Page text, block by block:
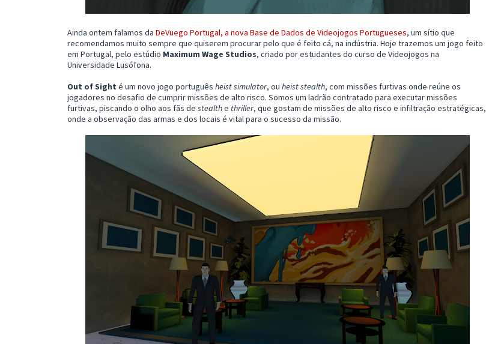
Ainda ontem falamos da DeVuego Portugal, a nova Base de Dados de Videojogos Portugueses, um sítio que
recomendamos muito sempre que quiserem procurar pelo que é feito cá, na indústria. Hoje trazemos um jogo feito
em Portugal, pelo estúdio Maximum Wage Studios, criado por estudantes do curso de Videojogos na
Universidade Lusófona.
Out of Sight é um novo jogo português heist simulator, ou heist stealth, com missões furtivas onde reúne os
jogadores no desafio de cumprir missões de alto risco. Somos um ladrão contratado para executar missões
furtivas, piscando o olho aos fãs de stealthe thriller, que gostam de missões de alto risco e infiltração estratégicas,
onde a observação das armas e dos locais é vital para o sucesso da missão.